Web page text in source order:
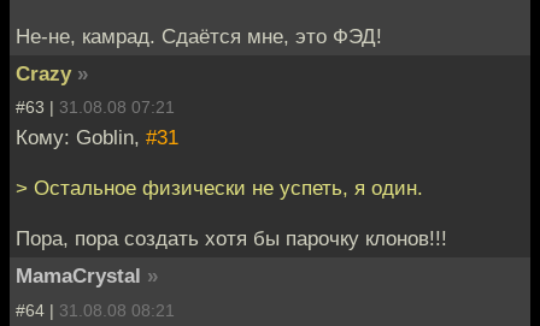
Не-не, камрад. Сдаётся мне, это ФЭД!
Crazy »
#63 | 31.08.08 07:21
Кому: Goblin, #31
> Остальное физически не успеть, я один.
Пора, пора создать хотя бы парочку клонов!!!
MamaCrystal »
#64 | 31.08.08 08:21